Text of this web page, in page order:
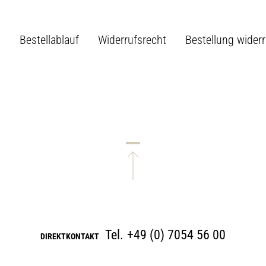
Bestellablauf Widerrufsrecht Bestellung
DIREKTKONTAKT Tel. +49 (0) 7054 56 00